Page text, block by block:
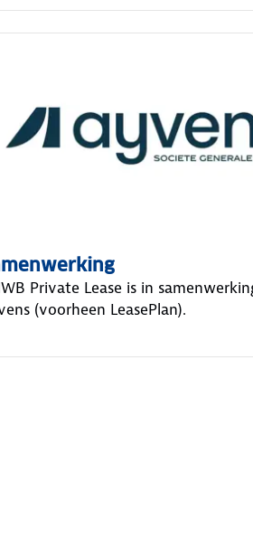
Private Lease is in
(voorheen LeasePlan).